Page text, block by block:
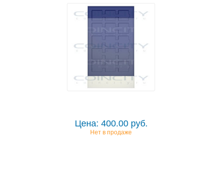
Цена: 400.00 руб.
Нет в продаже